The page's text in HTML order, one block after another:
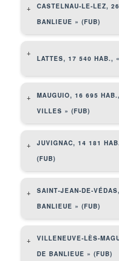
+
CASTELNAU-LE-LEZ,
BANLIEUE » (FUB)
+
LATTES, 17 540 HAB.,
+
MAUGUIO, 16 695
VILLES » (FUB)
+
JUVIGNAC, 14 181
(FUB)
+
SAINT-JEAN-DE-
BANLIEUE » (FUB)
+
VILLENEUVE-LÈS-
DE BANLIEUE » (FUB)